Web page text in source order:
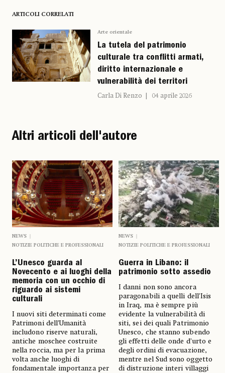
ARTICOLI CORRELATI
Arte orientale
La tutela del patrimonio
culturale tra conflitti armati,
diritto internazionale e
vulnerabilità dei territori
Carla Di Renzo 04 aprile 2026
Altri articoli dell'autore
NEWS
NOTIZIE POLITICHE E PROFESSIONALI
L’Unesco guarda al
Novecento e ai luoghi della
memoria con un occhio di
riguardo ai sistemi
culturali
I nuovi siti determinati come
Patrimoni dell’Umanità
includono riserve naturali,
antiche moschee costruite
nella roccia, ma per la prima
volta anche luoghi di
fondamentale importanza per
NEWS
NOTIZIE POLITICHE E PROFESSIONALI
Guerra in Libano: il
patrimonio sotto assedio
I danni non sono ancora
paragonabili a quelli dell’Isis
in Iraq, ma è sempre più
evidente la vulnerabilità di
siti, sei dei quali Patrimonio
Unesco, che stanno subendo
gli effetti delle onde d’urto e
degli ordini di evacuazione,
mentre nel Sud sono oggetto
di distruzione interi villaggi